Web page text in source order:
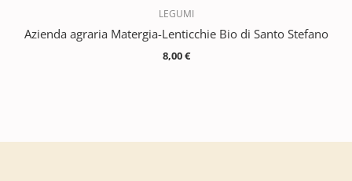
LEGUMI
Azienda agraria Matergia-Lenticchie Bio di Santo Stefano
8,00€